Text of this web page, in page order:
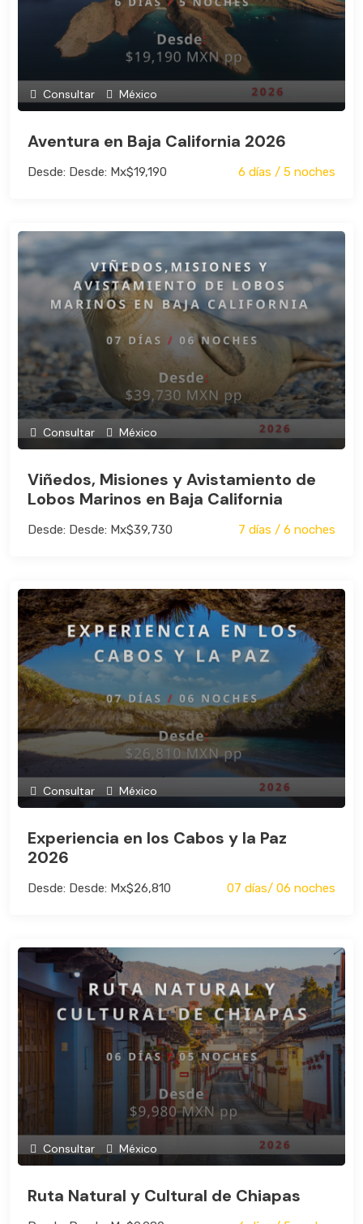
Consultar México
Aventura en Baja California 2026
Desde: Desde: Mx$19,190 6 días / 5 noches
Consultar México
Viñedos, Misiones y Avistamiento de
Lobos Marinos en Baja California
Desde: Desde: Mx$39,730 7 días / 6 noches
Consultar México
Experiencia en los Cabos y la Paz
2026
Desde: Desde: Mx$26,810 07 días/ 06 noches
Consultar México
Ruta Natural y Cultural de Chiapas